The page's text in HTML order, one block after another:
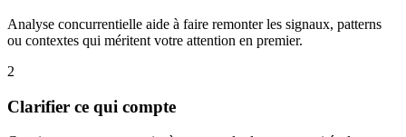
Analyse concurrentielle aide à faire remonter les signaux, patterns
ou contextes qui méritent votre attention en premier.
2
Clarifier ce qui compte